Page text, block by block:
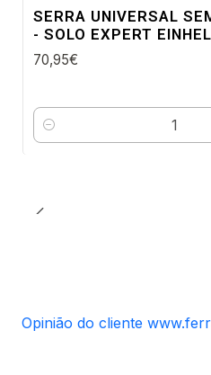
SERRA UNIVERSAL
- SOLO EXPERT
70,95€
Quantidade
Opinião do cliente